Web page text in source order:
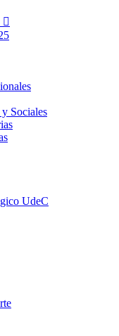

Sociales
UdeC